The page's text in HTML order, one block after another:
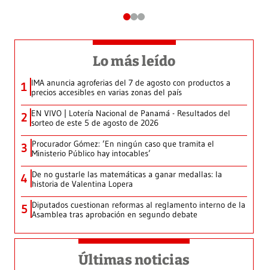
Lo más leído
1 IMA anuncia agroferias del 7 de agosto con productos a
precios accesibles en varias zonas del país
2 EN VIVO | Lotería Nacional de Panamá - Resultados del
sorteo de este 5 de agosto de 2026
3 Procurador Gómez: ‘En ningún caso que tramita el
Ministerio Público hay intocables’
4 De no gustarle las matemáticas a ganar medallas: la
historia de Valentina Lopera
5 Diputados cuestionan reformas al reglamento interno de la
Asamblea tras aprobación en segundo debate
Últimas noticias